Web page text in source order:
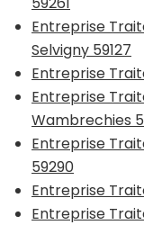
Entreprise
Selvigny 59127
Entreprise
Entreprise
Wambrechies
Entreprise
59290
Entreprise
Entreprise